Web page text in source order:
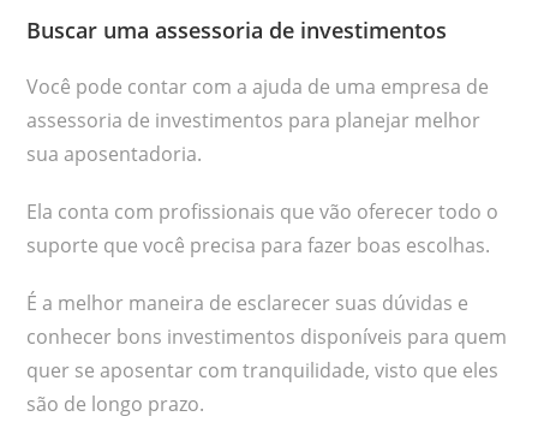
Buscar uma assessoria de investimentos
Você pode contar com a ajuda de uma empresa de
assessoria de investimentos para planejar melhor
sua aposentadoria.
Ela conta com profissionais que vão oferecer todo o
suporte que você precisa para fazer boas escolhas.
É a melhor maneira de esclarecer suas dúvidas e
conhecer bons investimentos disponíveis para quem
quer se aposentar com tranquilidade, visto que eles
são de longo prazo.